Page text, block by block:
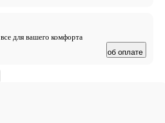
для вашего комфорта
об оплате